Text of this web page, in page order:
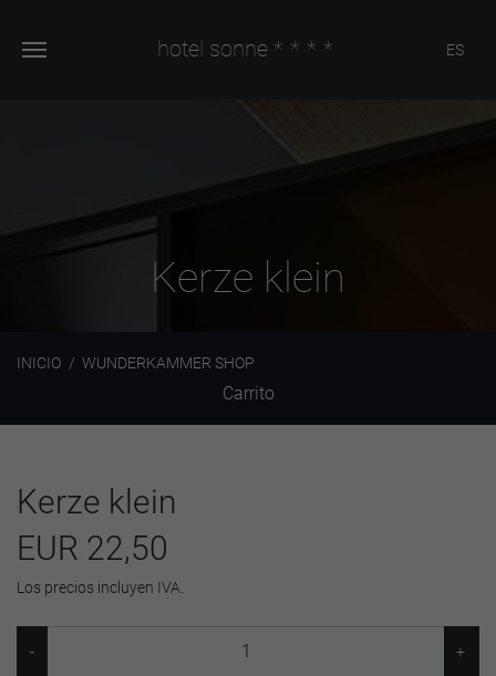
hotel sonne **** ES
Kerze klein
INICIO WUNDERKAMMER SHOP
Carrito
Kerze klein
EUR 22,50
Los precios incluyen IVA.